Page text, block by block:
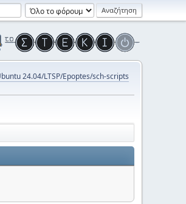
24.04/LTSP/Epoptes/sch-scripts